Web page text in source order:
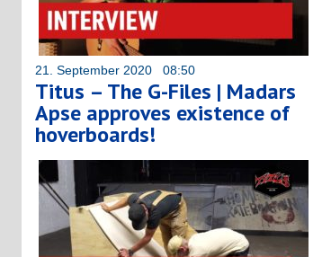
21. September 2020 08:50
Titus – The G-Files | Madars
Apse approves existence of
hoverboards!